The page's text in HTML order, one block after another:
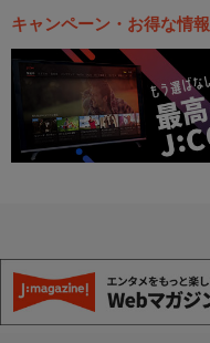
キャンペーン・お得な情報